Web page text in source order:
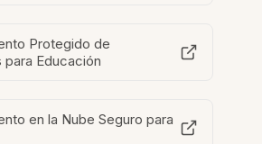
Protegido de
Educación
en la Nube Seguro para